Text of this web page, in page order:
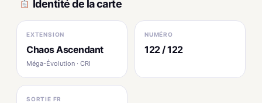
Identité de la carte
EXTENSION
Chaos Ascendant
Méga-Évolution · CRI
NUMÉRO
122 / 122
SORTIE FR